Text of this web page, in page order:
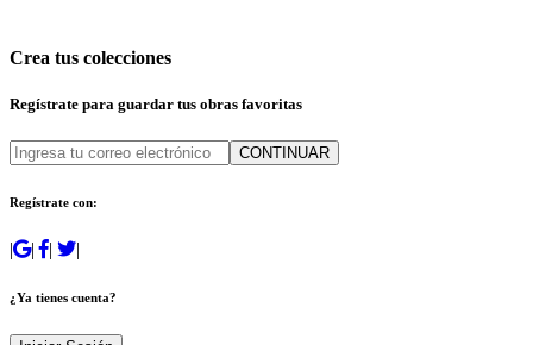
Crea tus colecciones
Regístrate para guardar tus obras favoritas
CONTINUAR
Regístrate con:
| | | |
¿Ya tienes cuenta?